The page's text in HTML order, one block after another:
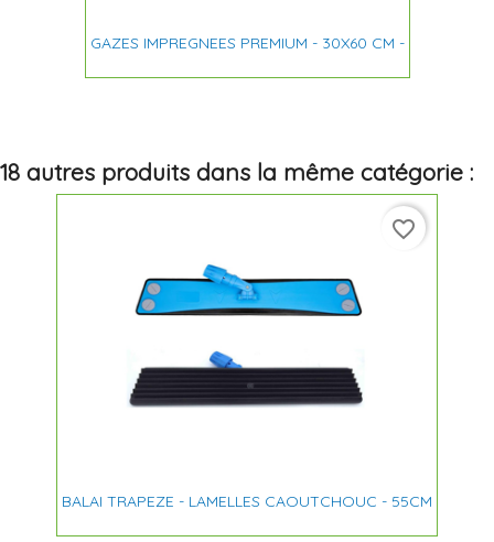
GAZES IMPREGNEES PREMIUM - 30X60 CM -
18 autres produits dans la même catégorie :
BALAI TRAPEZE - LAMELLES CAOUTCHOUC - 55CM
favorite_border